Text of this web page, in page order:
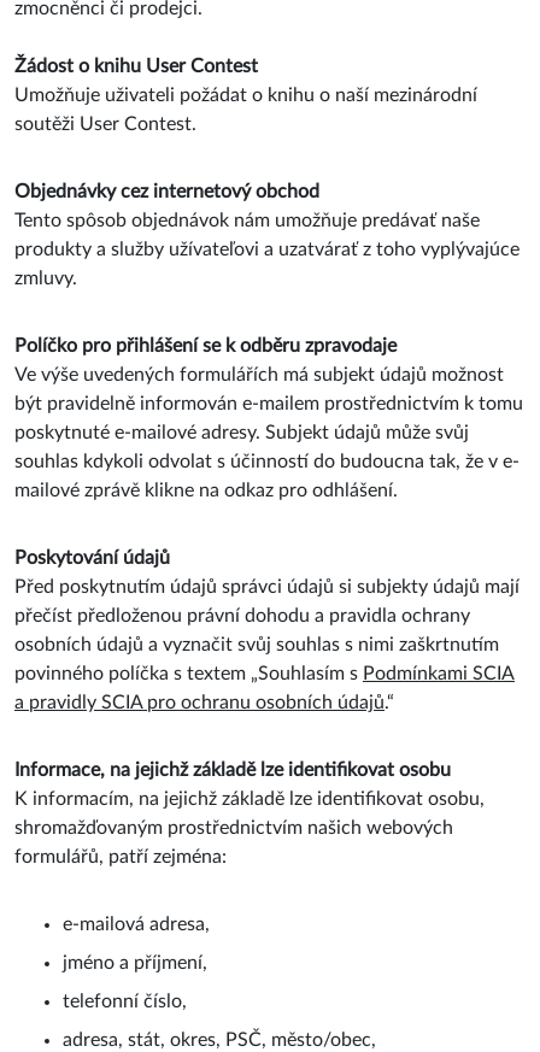
zmocněnci či prodejci.
Žádost o knihu User Contest
Umožňuje uživateli požádat o knihu o naší mezinárodní
soutěži User Contest.
Objednávky cez internetový obchod
Tento spôsob objednávok nám umožňuje predávať naše
produkty a služby užívateľovi a uzatvárať z toho vyplývajúce
zmluvy.
Políčko pro přihlášení se k odběru zpravodaje
Ve výše uvedených formulářích má subjekt údajů možnost
být pravidelně informován e-mailem prostřednictvím k tomu
poskytnuté e-mailové adresy. Subjekt údajů může svůj
souhlas kdykoli odvolat s účinností do budoucna tak, že v e-
mailové zprávě klikne na odkaz pro odhlášení.
Poskytování údajů
Před poskytnutím údajů správci údajů si subjekty údajů mají
přečíst předloženou právní dohodu a pravidla ochrany
osobních údajů a vyznačit svůj souhlas s nimi zaškrtnutím
povinného políčka s textem „Souhlasím s Podmínkami SCIA
a pravidly SCIA pro ochranu osobních údajů.“
Informace, na jejichž základě lze identifikovat osobu
K informacím, na jejichž základě lze identifikovat osobu,
shromažďovaným prostřednictvím našich webových
formulářů, patří zejména:
e-mailová adresa,
jméno a příjmení,
telefonní číslo,
adresa, stát, okres, PSČ, město/obec,